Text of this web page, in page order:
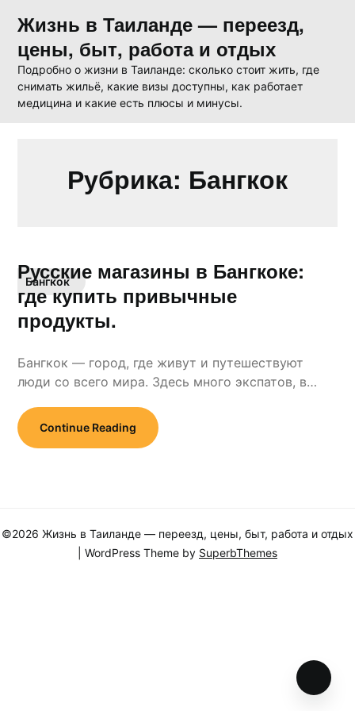
content
Жизнь в Таиланде — переезд,
цены, быт, работа и отдых
Подробно о жизни в Таиланде: сколько стоит жить, где
снимать жильё, какие визы доступны, как работает
медицина и какие есть плюсы и минусы.
Рубрика: Бангкок
Бангкок
Русские магазины в Бангкоке:
где купить привычные
продукты.
Бангкок — город, где живут и путешествуют
люди со всего мира. Здесь много экспатов, в…
Continue Reading
©2026 Жизнь в Таиланде — переезд, цены, быт, работа и отдых
| WordPress Theme by SuperbThemes